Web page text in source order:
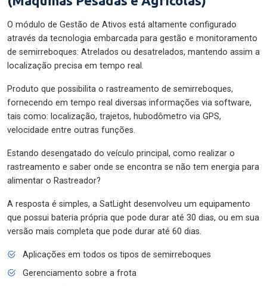
O módulo de Gestão de Ativos está altamente configurado
através da tecnologia embarcada para gestão e monitoramento
de semirreboques: Atrelados ou desatrelados, mantendo assim a
localização precisa em tempo real.
Produto que possibilita o rastreamento de semirreboques,
fornecendo em tempo real diversas informações via software,
tais como: localização, trajetos, hubodômetro via GPS,
velocidade entre outras funções.
Estando desengatado do veículo principal, como realizar o
rastreamento e saber onde se encontra se não tem energia para
alimentar o Rastreador?
A resposta é simples, a SatLight desenvolveu um equipamento
que possui bateria própria que pode durar até 30 dias, ou em sua
versão mais completa que pode durar até 60 dias.
Aplicações em todos os tipos de semirreboques
Gerenciamento sobre a frota